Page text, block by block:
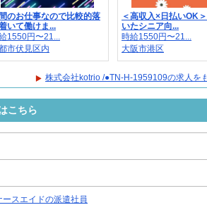
のお仕事なので比較的落
いて働けま...
1550円〜21...
市伏見区内
＜高収入×日払いOK
いたシニア向...
時給1550円〜21...
大阪市港区
株式会社kotrio /●TN-H-1959109の求人を
こちら
スエイドの派遣社員